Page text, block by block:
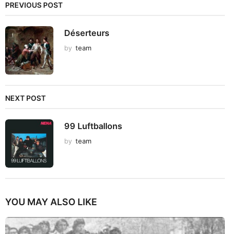
PREVIOUS POST
Déserteurs
by team
NEXT POST
99 Luftballons
by team
YOU MAY ALSO LIKE